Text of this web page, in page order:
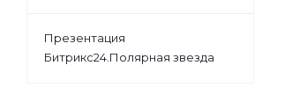
Презентация
Битрикс24.Полярная звезда